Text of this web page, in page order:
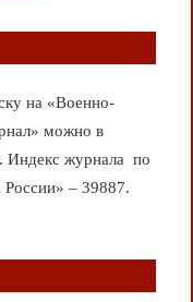
на «Военно-
можно в
Индекс журнала по
России» – 39887.